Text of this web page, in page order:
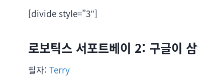
[divide style=”3″]
로보틱스 서포트베이 2: 구글이
필자: Terry